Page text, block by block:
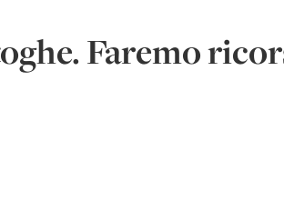
Faremo